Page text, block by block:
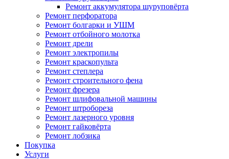
Ремонт аккумулятора шуруповёрта
Ремонт перфоратора
Ремонт болгарки и УШМ
Ремонт отбойного молотка
Ремонт дрели
Ремонт электропилы
Ремонт краскопульта
Ремонт степлера
Ремонт строительного фена
Ремонт фрезера
Ремонт шлифовальной машины
Ремонт штробореза
Ремонт лазерного уровня
Ремонт гайковёрта
Ремонт лобзика
Покупка
Услуги